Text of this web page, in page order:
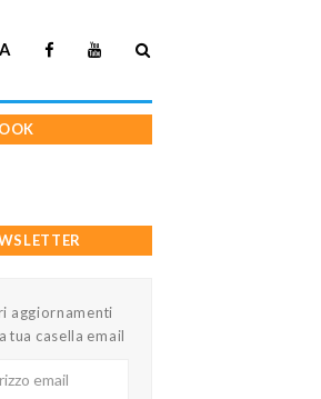
aggiornamenti
tua casella email